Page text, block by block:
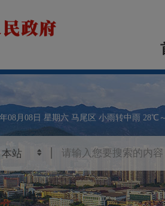
08月08日 星期六 马尾区 小雨转中雨 28℃